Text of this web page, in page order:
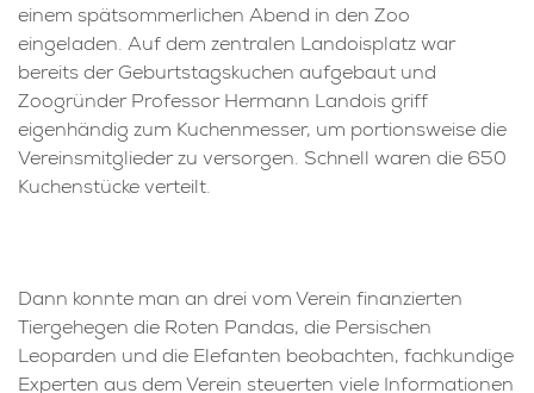
einem spätsommerlichen Abend in den Zoo
eingeladen. Auf dem zentralen Landoisplatz war
bereits der Geburtstagskuchen aufgebaut und
Zoogründer Professor Hermann Landois griff
eigenhändig zum Kuchenmesser, um portionsweise die
Vereinsmitglieder zu versorgen. Schnell waren die 650
Kuchenstücke verteilt.
Dann konnte man an drei vom Verein finanzierten
Tiergehegen die Roten Pandas, die Persischen
Leoparden und die Elefanten beobachten, fachkundige
Experten aus dem Verein steuerten viele Informationen